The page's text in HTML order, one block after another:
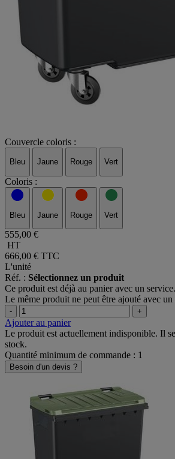
Couvercle coloris :
Bleu Jaune Rouge Vert
Coloris :
Bleu Jaune Rouge Vert
555,00 €
HT
666,00 € TTC
L'unité
Réf. : Sélectionnez un produit
Ce produit est déjà au panier avec un service.
Le même produit ne peut être ajouté avec
- +
Ajouter au panier
Le produit est actuellement indisponible. Il
stock.
Quantité minimum de commande : 1
Besoin d'un devis ?